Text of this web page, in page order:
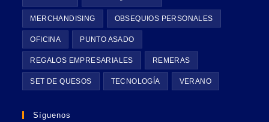
MERCHANDISING OBSEQUIOS PERSONALES
OFICINA PUNTO ASADO
REGALOS EMPRESARIALES REMERAS
SET DE QUESOS TECNOLOGÍA VERANO
Síguenos